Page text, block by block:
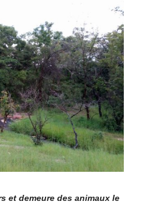
et demeure des animaux le